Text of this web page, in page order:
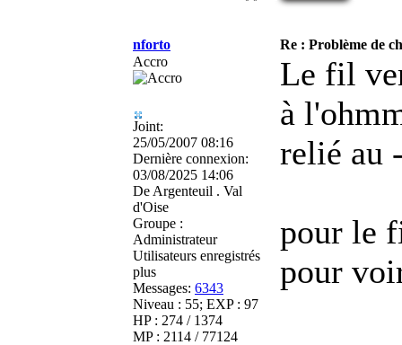
nforto
Re : Problème de
Accro
Joint:
25/05/2007 08:16
Dernière connexion:
03/08/2025 14:06
De Argenteuil . Val
d'Oise
Groupe :
Administrateur
Utilisateurs enregistrés
plus
Messages: 6343
Niveau : 55; EXP : 97
HP : 274 / 1374
MP : 2114 / 77124
Le fil
à
relié au
pour le
pour